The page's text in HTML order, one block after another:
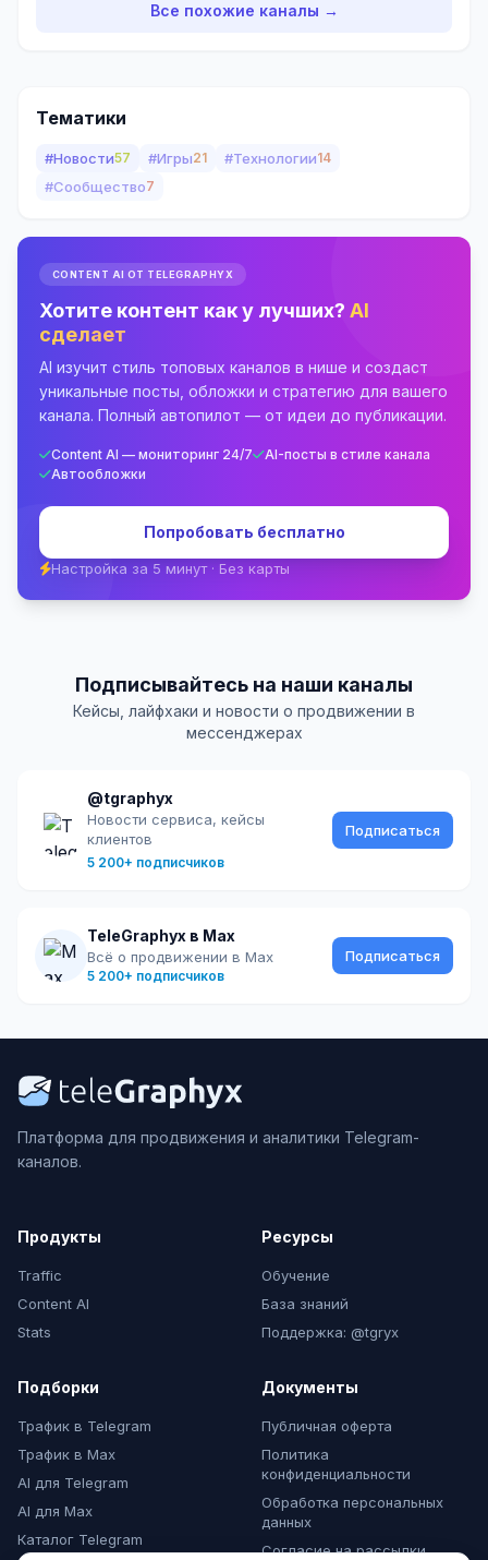
Все похожие каналы →
Тематики
#Новости57 #Игры21 #Технологии14
#Сообщество7
CONTENT AI ОТ TELEGRAPHYX
Хотите контент как у лучших? AI
сделает
AI изучит стиль топовых каналов в нише и создаст
уникальные посты, обложки и стратегию для вашего
канала. Полный автопилот — от идеи до публикации.
Content AI — мониторинг 24/7
AI-посты в стиле канала
Автообложки
Попробовать бесплатно
Настройка за 5 минут · Без карты
Подписывайтесь на наши каналы
Кейсы, лайфхаки и новости о продвижении в
мессенджерах
@tgraphyx
Новости сервиса, кейсы
клиентов
5 200+ подписчиков
Подписаться
TeleGraphyx в Max
Всё о продвижении в Max
5 200+ подписчиков
Подписаться
Платформа для продвижения и аналитики Telegram-
каналов.
Продукты
Traffic
Content AI
Stats
Ресурсы
Обучение
База знаний
Поддержка: @tgryx
Подборки
Трафик в Telegram
Трафик в Max
AI для Telegram
AI для Max
Каталог Telegram
Документы
Публичная оферта
Политика
конфиденциальности
Обработка персональных
данных
Согласие на рассылки